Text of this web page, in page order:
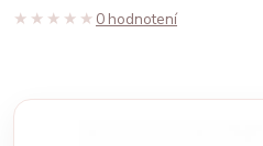
★★★★★
★★★★★ 0 hodnotení